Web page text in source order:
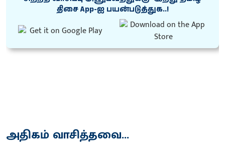
திசை App-ஐ பயன்படுத்துக..!
அதிகம் வாசித்தவை...